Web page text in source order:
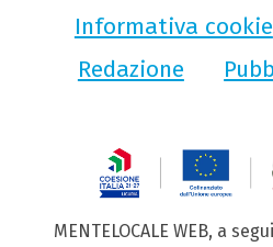
Informativa cookie
Redazione
MENTELOCALE WEB, a